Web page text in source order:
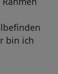
bin ich